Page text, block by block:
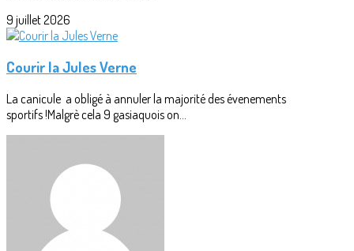
9 juillet 2026
Courir la Jules Verne
La canicule a obligé à annuler la majorité des évenements
sportifs !Malgrè cela 9 gasiaquois on...